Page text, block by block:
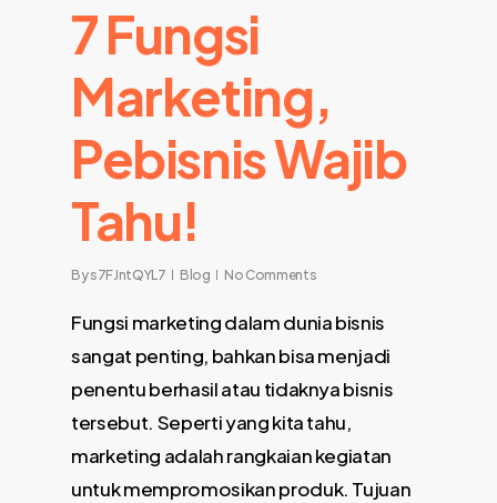
7 Fungsi
Marketing,
Pebisnis Wajib
Tahu!
Bys7FJntQYL7 Blog No Comments
Fungsi marketing dalam dunia bisnis
sangat penting, bahkan bisa menjadi
penentu berhasil atau tidaknya bisnis
tersebut. Seperti yang kita tahu,
marketing adalah rangkaian kegiatan
untuk mempromosikan produk. Tujuan